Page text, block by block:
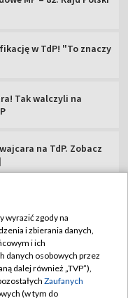
w TdP! "To znaczy
Tak walczyli na
na TdP. Zobacz
wyrazić zgody na
i zbierania danych,
i ich
danych osobowych przez
dalej również „TVP”),
Zaufanych
(w tym do